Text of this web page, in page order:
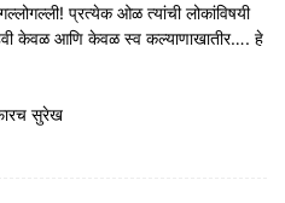
प्रत्येक ओळ त्यांची लोकांविषयी
केवळ आणि केवळ स्व कल्याणाखातीर…. हे
सुरेख